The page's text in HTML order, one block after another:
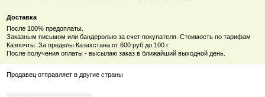
Доставка
После 100% предоплаты.
Заказным письмом или бандеролью за счет покупателя. Стоимость по тарифам
Казпочты. За пределы Казахстана от 600 руб до 100 г
После получения оплаты - высылаю заказ в ближайший выходной день.
Продавец отправляет в другие страны